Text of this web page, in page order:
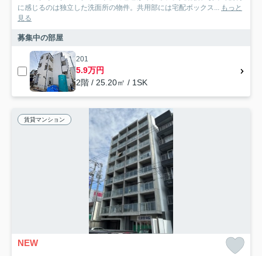
に感じるのは独立した洗面所の物件。共用部には宅配ボックス... もっと
見る
募集中の部屋
201
5.9万円
2階 / 25.20㎡ / 1SK
賃貸マンション
NEW